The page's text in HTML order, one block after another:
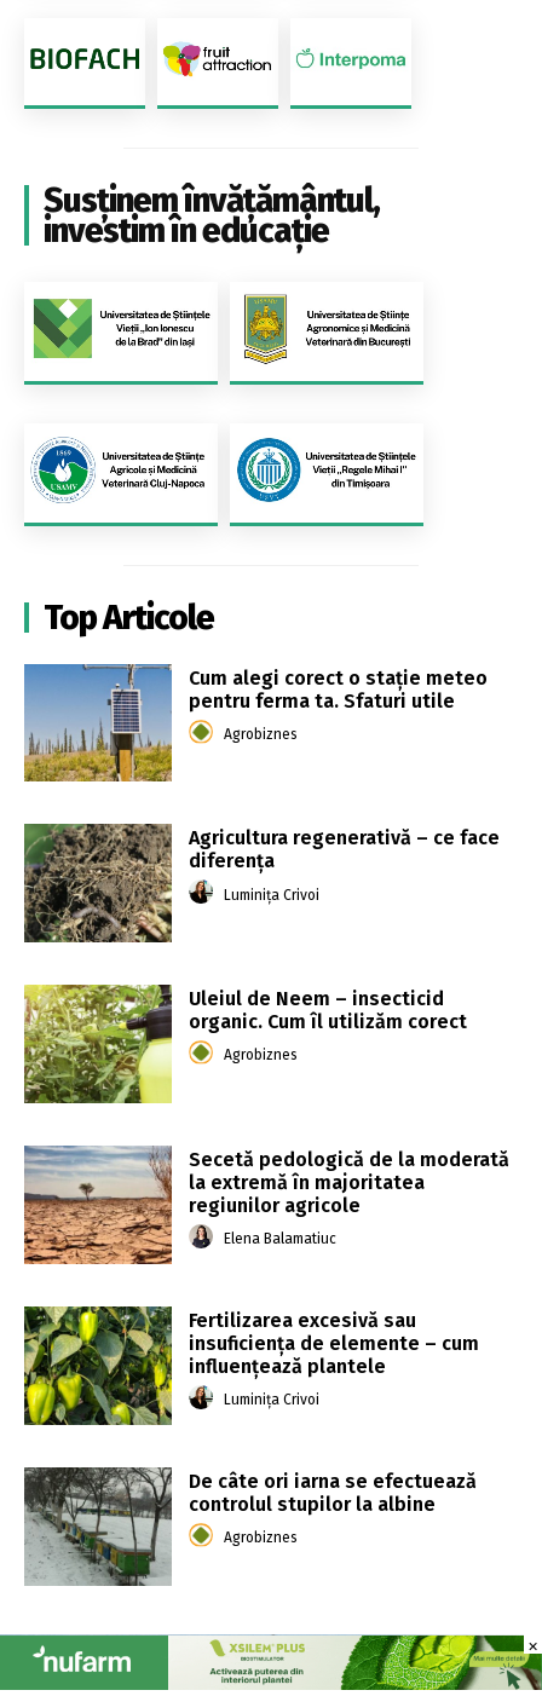
Susținem învățământul,
investim în educație
Top Articole
Cum alegi corect o stație meteo
pentru ferma ta. Sfaturi utile
Agrobiznes
Agricultura regenerativă – ce face
diferența
Luminița Crivoi
Uleiul de Neem – insecticid
organic. Cum îl utilizăm corect
Agrobiznes
Secetă pedologică de la moderată
la extremă în majoritatea
regiunilor agricole
Elena Balamatiuc
Fertilizarea excesivă sau
insuficiența de elemente – cum
influențează plantele
Luminița Crivoi
De câte ori iarna se efectuează
controlul stupilor la albine
Agrobiznes
De urmărit ×
×